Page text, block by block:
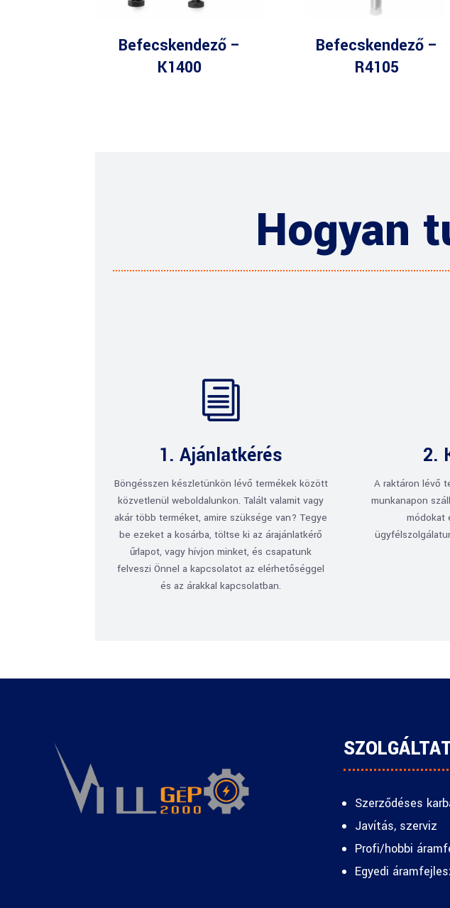
Befecskendező –
K1400
Befecskendező –
R4105
Hogyan
i
1. Ajánlatkérés
Böngésszen készletünkön lévő termékek között
közvetlenül weboldalunkon. Talált valamit vagy
akár több terméket, amire szüksége van? Tegye
be ezeket a kosárba, töltse ki az árajánlatkérő
űrlapot, vagy hívjon minket, és csapatunk
felveszi Önnel a kapcsolatot az elérhetőséggel
és az árakkal kapcsolatban.
2.
A raktáron lévő
munkanapon
módokat
Szerződéses
Javítás, szerviz
Profi/hobbi
Egyedi